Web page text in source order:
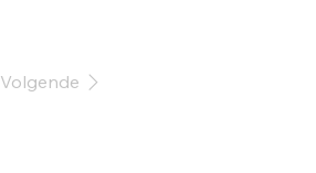
Volgende